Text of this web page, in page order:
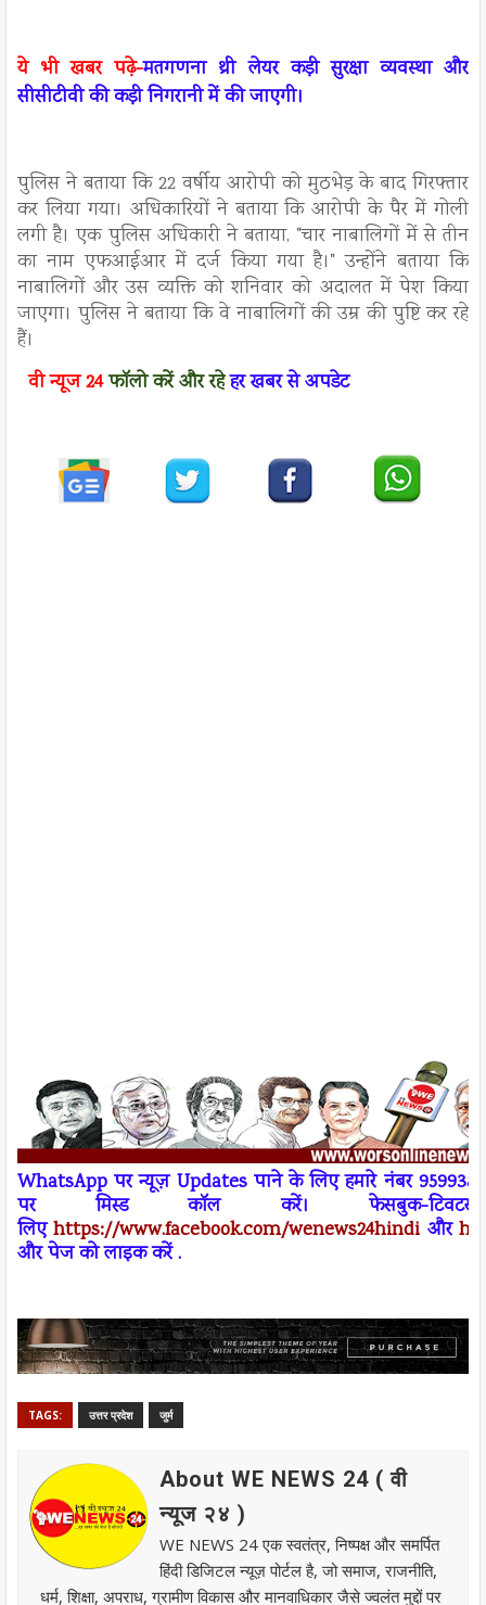
ये भी खबर पढ़े-मतगणना थ्री लेयर कड़ी सुरक्षा व्यवस्था और
सीसीटीवी की कड़ी निगरानी में की जाएगी।
पुलिस ने बताया कि 22 वर्षीय आरोपी को मुठभेड़ के बाद गिरफ्तार
कर लिया गया। अधिकारियों ने बताया कि आरोपी के पैर में गोली
लगी है। एक पुलिस अधिकारी ने बताया, "चार नाबालिगों में से तीन
का नाम एफआईआर में दर्ज किया गया है।" उन्होंने बताया कि
नाबालिगों और उस व्यक्ति को शनिवार को अदालत में पेश किया
जाएगा। पुलिस ने बताया कि वे नाबालिगों की उम्र की पुष्टि कर रहे
हैं।
वी न्यूज24फॉलो करेंऔर रहेहर खबर से अपडेट
WhatsApp पर न्यूज़Updates पाने के लिए हमारे नंबर
पर
मिस्ड कॉलकरें। फेसबुक-
लिए https://www.facebook.com/wenews24hindi और
और पेज को लाइक करें .
TAGS: उत्तर प्रदेश जुर्म
About WE NEWS 24 ( वी
न्यूज २४ )
WE NEWS 24 एक स्वतंत्र, निष्पक्ष और समर्पित
हिंदी डिजिटल न्यूज़ पोर्टल है, जो समाज, राजनीति,
धर्म, शिक्षा, अपराध, ग्रामीण विकास और मानवाधिकार जैसे ज्वलंत मुद्दों पर